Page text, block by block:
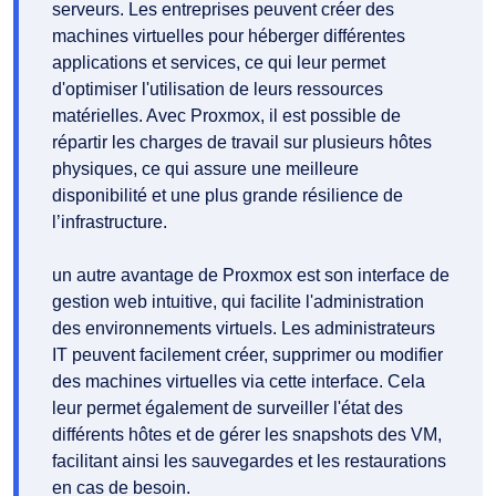
serveurs. Les entreprises peuvent créer des
machines virtuelles pour héberger différentes
applications et services, ce qui leur permet
d'optimiser l'utilisation de leurs ressources
matérielles. Avec Proxmox, il est possible de
répartir les charges de travail sur plusieurs hôtes
physiques, ce qui assure une meilleure
disponibilité et une plus grande résilience de
l’infrastructure.
un autre avantage de Proxmox est son interface de
gestion web intuitive, qui facilite l'administration
des environnements virtuels. Les administrateurs
IT peuvent facilement créer, supprimer ou modifier
des machines virtuelles via cette interface. Cela
leur permet également de surveiller l'état des
différents hôtes et de gérer les snapshots des VM,
facilitant ainsi les sauvegardes et les restaurations
en cas de besoin.